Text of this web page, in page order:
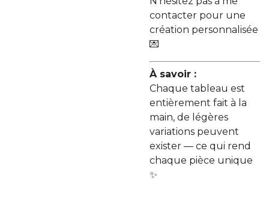
contacter pour une
création personnalisée
💌
À savoir :
Chaque tableau est
entièrement fait à la
main, de légères
variations peuvent
exister — ce qui rend
chaque pièce unique
✨